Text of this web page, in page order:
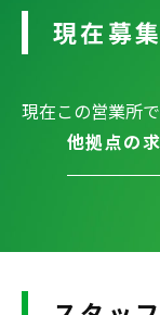
現在募
現在この営業所
他拠点の